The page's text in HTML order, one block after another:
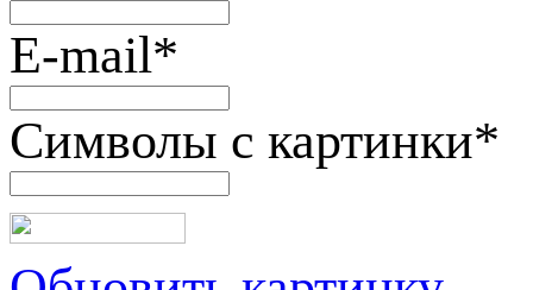
E-mail*
Символы с картинки*